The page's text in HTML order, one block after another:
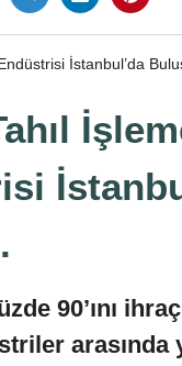
90’ını
arasında